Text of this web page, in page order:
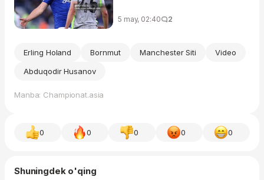
5 may, 02:40 2
Erling Holand Bornmut Manchester Siti
Video
Abduqodir Husanov
Manba: Championat.asia
0 0 0 0 0
Shuningdek o'qing